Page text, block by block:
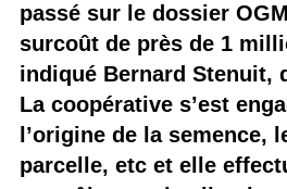
passé sur le dossier
surcoût de près de 1
indiqué Bernard Stenuit,
La coopérative s’est
l’origine de la semence,
parcelle, etc et elle